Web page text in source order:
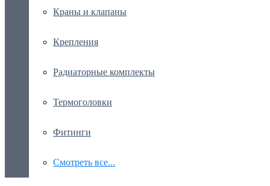
Краны и клапаны
Крепления
Радиаторные комплекты
Термоголовки
Фитинги
Смотреть все...